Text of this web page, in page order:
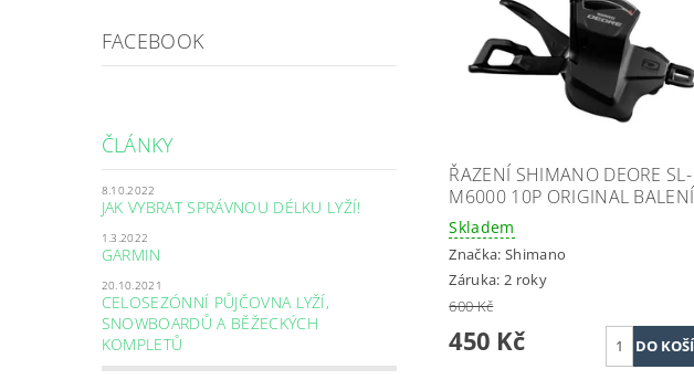
FACEBOOK
ČLÁNKY
8.10.2022
JAK VYBRAT SPRÁVNOU DÉLKU LYŽÍ!
1.3.2022
GARMIN
20.10.2021
CELOSEZÓNNÍ PŮJČOVNA LYŽÍ,
SNOWBOARDŮ A BĚŽECKÝCH
KOMPLETŮ
ŘAZENÍ SHIMANO DEORE SL-
M6000 10P ORIGINAL BALENÍ
Skladem
Značka: Shimano
Záruka: 2 roky
600 Kč
450 Kč